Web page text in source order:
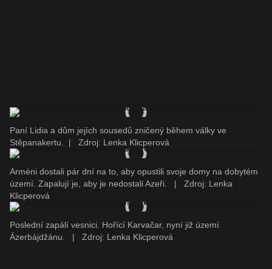
Paní Lidia a dům jejích sousedů zničený během války ve
Stěpanakertu.
| Zdroj: Lenka Klicperová
Arméni dostali pár dní na to, aby opustili svoje domy na dobytém
území. Zapalují je, aby je nedostali Azeři.
|
Zdroj: Lenka
Klicperová
Poslední zapálí vesnici. Hořící Karvačar, nyní již území
Ázerbájdžánu.
| Zdroj: Lenka Klicperová